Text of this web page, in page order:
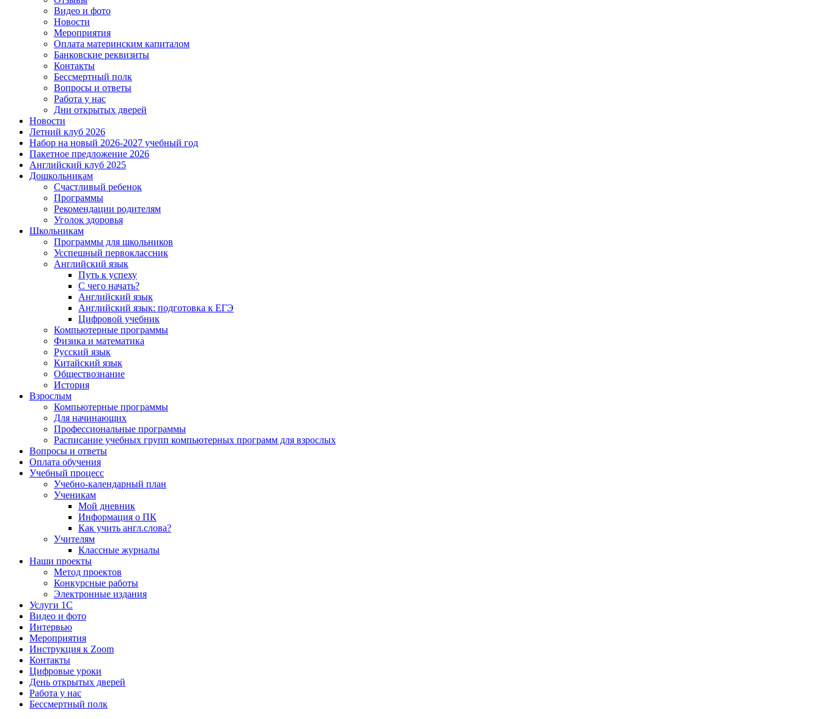
Видео и фото
Новости
Мероприятия
Оплата материнским капиталом
Банковские реквизиты
Контакты
Бессмертный полк
Вопросы и ответы
Работа у нас
Дни открытых дверей
Новости
Летний клуб 2026
Набор на новый 2026-2027 учебный год
Пакетное предложение 2026
Английский клуб 2025
Дошкольникам
Счастливый ребенок
Программы
Рекомендации родителям
Уголок здоровья
Школьникам
Программы для школьников
Усспешный первоклассник
Английский язык
Путь к успеху
С чего начать?
Английский язык
Английский язык: подготовка к ЕГЭ
Цифровой учебник
Компьютерные программы
Физика и математика
Русский язык
Китайский язык
Обществознание
История
Взрослым
Компьютерные программы
Для начинающих
Профессиональные программы
Расписание учебных групп компьютерных программ для взрослых
Вопросы и ответы
Оплата обучения
Учебный процесс
Учебно-календарный план
Ученикам
Мой дневник
Информация о ПК
Как учить англ.слова?
Учителям
Классные журналы
Наши проекты
Метод проектов
Конкурсные работы
Электронные издания
Услуги 1C
Видео и фото
Интервью
Мероприятия
Инструкция к Zoom
Контакты
Цифровые уроки
День открытых дверей
Работа у нас
Бессмертный полк